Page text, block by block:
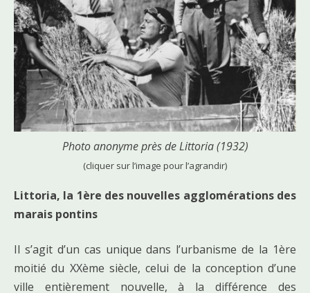
Photo anonyme près de Littoria (1932)
(cliquer sur l’image pour l’agrandir)
Littoria, la 1ère des nouvelles agglomérations des
marais pontins
Il s’agit d’un cas unique dans l’urbanisme de la 1ère
moitié du XXème siècle, celui de la conception d’une
ville entièrement nouvelle, à la différence des